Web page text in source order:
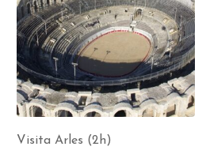
Visita Arles (2h)